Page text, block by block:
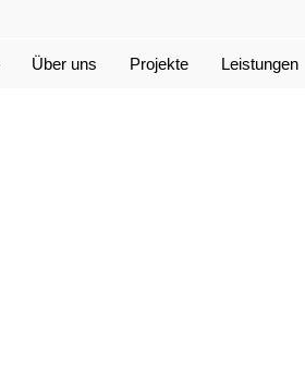
Über uns Projekte Leistungen